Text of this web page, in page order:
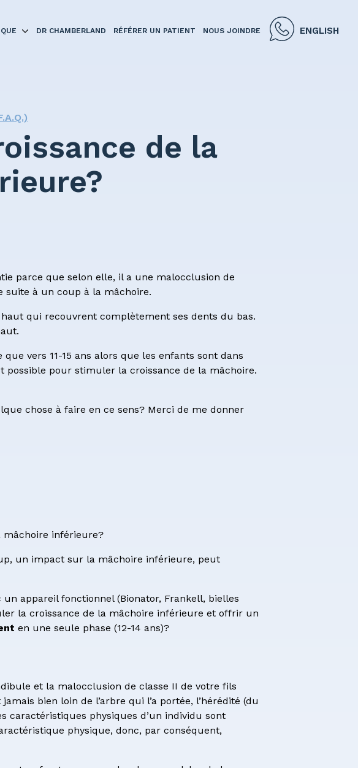
DR CHAMBERLAND RÉFÉRER UN PATIENT NOUS JOINDRE ENGLISH
de la
parce que selon elle, il a une malocclusion de
suite à un coup à la mâchoire.
qui recouvrent complètement ses dents du bas.
vers 11-15 ans alors que les enfants sont dans
possible pour stimuler la croissance de la mâchoire.
chose à faire en ce sens? Merci de me donner
mâchoire inférieure?
un impact sur la mâchoire inférieure, peut
un appareil fonctionnel (Bionator, Frankell, bielles
la croissance de la mâchoire inférieure et offrir un
en une seule phase (12-14 ans)?
et la malocclusion de classe II de votre fils
bien loin de l’arbre qui l’a portée, l’hérédité (du
caractéristiques physiques d’un individu sont
physique, donc, par conséquent,